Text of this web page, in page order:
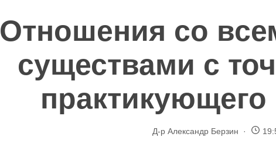
Отношения со
существами с
практикующего
Д-р Александр Берзин